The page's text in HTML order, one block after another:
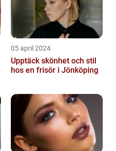
05 april 2024
Upptäck skönhet och stil
hos en frisör i Jönköping